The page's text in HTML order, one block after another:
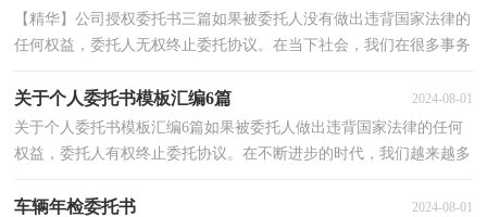
【精华】公司授权委托书三篇如果被委托人没有做出违背国家法律的
任何权益，委托人无权终止委托协议。在当下社会，我们在很多事务
关于个人委托书模板汇编6篇 2024-08-01
关于个人委托书模板汇编6篇如果被委托人做出违背国家法律的任何
权益，委托人有权终止委托协议。在不断进步的时代，我们越来越多
车辆年检委托书 2024-08-01